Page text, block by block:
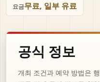
요금무료, 일부 유료
공식 정보
개최 조건과 예약 방법은